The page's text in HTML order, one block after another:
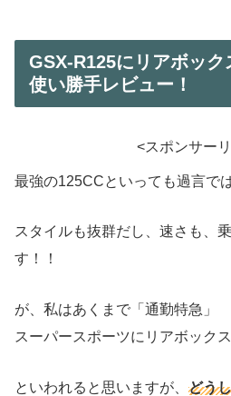
GSX-R125にリアボック
使い勝手レビュー！
<スポンサー
最強の125CCといっても過言で
スタイルも抜群だし、速さも、
す！！
が、私はあくまで「通勤特急」
スーパースポーツにリアボック
といわれると思いますが、 どう